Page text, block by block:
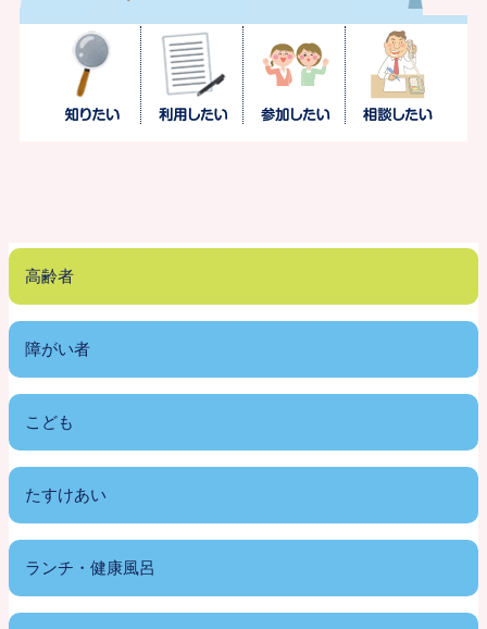
高齢者
障がい者
こども
たすけあい
ランチ・健康風呂